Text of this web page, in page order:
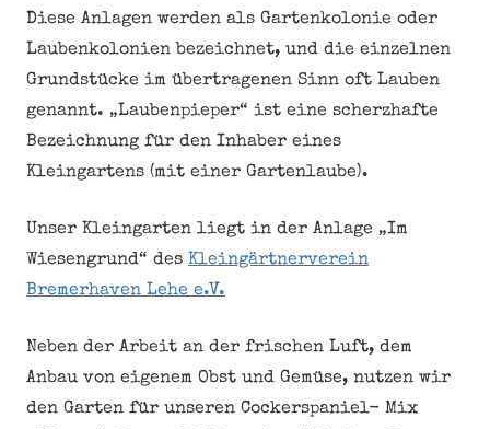
Diese Anlagen werden als Gartenkolonie oder
Laubenkolonien bezeichnet, und die einzelnen
Grundstücke im übertragenen Sinn oft Lauben
genannt. „Laubenpieper“ ist eine scherzhafte
Bezeichnung für den Inhaber eines
Kleingartens (mit einer Gartenlaube).
Unser Kleingarten liegt in der Anlage „Im
Wiesengrund“ des Kleingärtnerverein
Bremerhaven Lehe e.V.
Neben der Arbeit an der frischen Luft, dem
Anbau von eigenem Obst und Gemüse, nutzen wir
den Garten für unseren Cockerspaniel- Mix